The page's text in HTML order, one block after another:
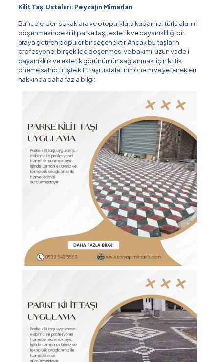
Kilit Taşı Ustaları: Peyzajın Mimarları
Bahçelerden sokaklara ve otoparklara kadar her türlü alanın
döşenmesinde kilit parke taşı, estetik ve dayanıklılığı bir
araya getiren popüler bir seçenektir. Ancak bu taşların
profesyonel bir şekilde döşenmesi ve bakımı, uzun vadeli
dayanıklılık ve estetik görünümün sağlanması için kritik
öneme sahiptir. İşte kilit taşı ustalarının önemi ve yetenekleri
hakkında daha fazla bilgi: